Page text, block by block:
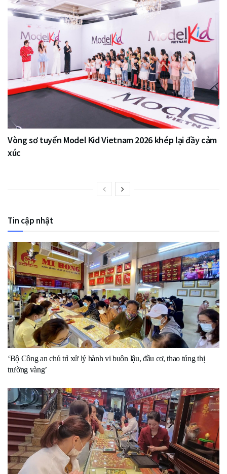
Vòng sơ tuyển Model Kid Vietnam 2026 khép lại đầy cảm
xúc
Tin cập nhật
‘Bộ Công an chủ trì xử lý hành vi buôn lậu, đầu cơ, thao túng thị
trường vàng’